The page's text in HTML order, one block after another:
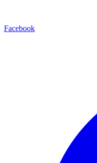
Facebook